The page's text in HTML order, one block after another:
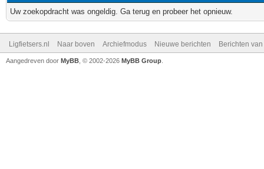
Uw zoekopdracht was ongeldig. Ga terug en probeer het opnieuw.
Ligfietsers.nl Naar boven Archiefmodus Nieuwe berichten Berichten
Aangedreven door MyBB , © 2002-2026 MyBB Group